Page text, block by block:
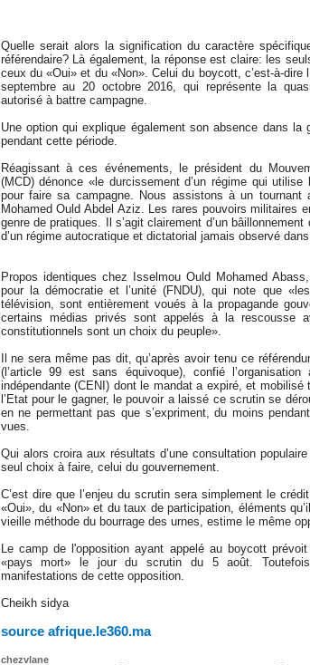
Quelle serait alors la signification du caractère
référendaire? Là également, la réponse est claire: les
ceux du «Oui» et du «Non». Celui du boycott, c’est-à-dire
septembre au 20 octobre 2016, qui représente la
autorisé à battre campagne.
Une option qui explique également son absence dans la
pendant cette période.
Réagissant à ces événements, le président du
(MCD) dénonce «le durcissement d’un régime qui
pour faire sa campagne. Nous assistons à un tournant
Mohamed Ould Abdel Aziz. Les rares pouvoirs militaires
genre de pratiques. Il s’agit clairement d’un
d’un régime autocratique et dictatorial jamais observé
Propos identiques chez Isselmou Ould Mohamed
pour la démocratie et l’unité (FNDU), qui note que
télévision, sont entièrement voués à la propagande
certains médias privés sont appelés à la rescousse
constitutionnels sont un choix du peuple».
Il ne sera même pas dit, qu’après avoir tenu ce
(l’article 99 est sans équivoque), confié
indépendante (CENI) dont le mandat a expiré, et
l’Etat pour le gagner, le pouvoir a laissé ce scrutin se
en ne permettant pas que s’expriment, du moins
vues.
Qui alors croira aux résultats d’une consultation
seul choix à faire, celui du gouvernement.
C’est dire que l’enjeu du scrutin sera simplement le
«Oui», du «Non» et du taux de participation, éléments
vieille méthode du bourrage des urnes, estime le même
Le camp de l'opposition ayant appelé au boycott
«pays mort» le jour du scrutin du 5 août.
manifestations de cette opposition.
Cheikh sidya
source afrique.le360.ma
chezvlane